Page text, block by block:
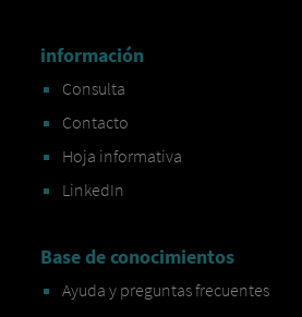
información
Consulta
Contacto
Hoja informativa
LinkedIn
Base de conocimientos
Ayuda y preguntas frecuentes